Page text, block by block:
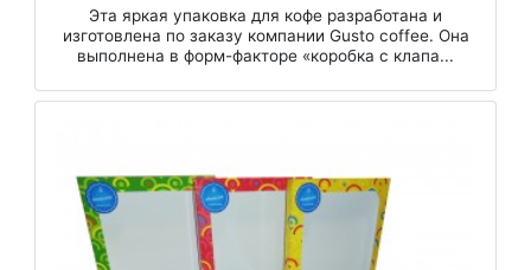
Эта яркая упаковка для кофе разработана и
изготовлена ​​по заказу компании Gusto coffee. Она
выполнена в форм-факторе «коробка с клапа...